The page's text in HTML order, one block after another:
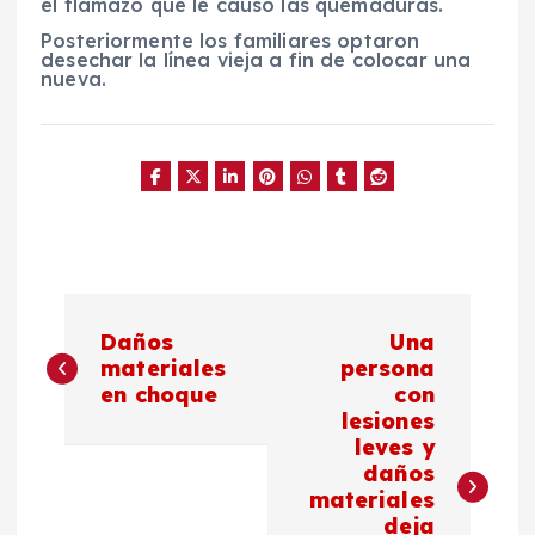
Posteriormente los familiares optaron
desechar la línea vieja a fin de colocar una
nueva.
a
Daños
materiales
en choque
Una
persona
con
lesiones
leves y
daños
materiales
deja